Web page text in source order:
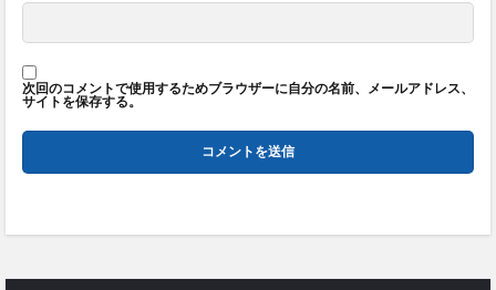
次回のコメントで使用するためブラウザーに自分の名前、メールアドレス、
サイトを保存する。